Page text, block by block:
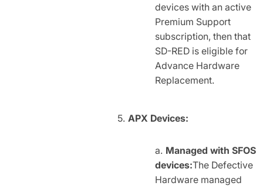
devices with an active
Premium Support
subscription, then that
SD-RED is eligible for
Advance Hardware
Replacement.
APX Devices:
Managed with SFOS
devices:The Defective
Hardware managed